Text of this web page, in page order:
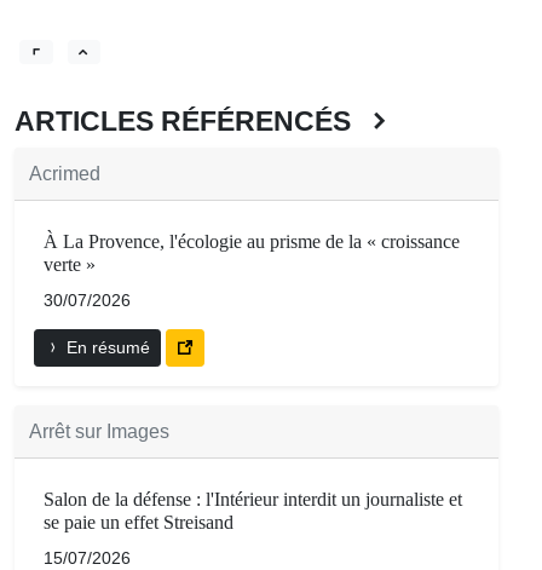
ARTICLES RÉFÉRENCÉS
Acrimed
À La Provence, l'écologie au prisme de la « croissance
verte »
30/07/2026
En résumé
Arrêt sur Images
Salon de la défense : l'Intérieur interdit un journaliste et
se paie un effet Streisand
15/07/2026